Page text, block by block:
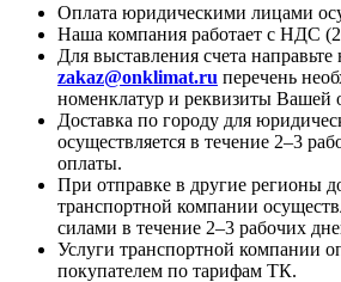
Оплата юридическими лицами
Наша компания работает с НДС
Для выставления счета направьте
zakaz@onklimat.ru перечень
номенклатур и реквизиты Вашей
Доставка по городу для
осуществляется в течение 2–3
оплаты.
При отправке в другие регионы
транспортной компании
силами в течение 2–3 рабочих
Услуги транспортной компании
покупателем по тарифам ТК.